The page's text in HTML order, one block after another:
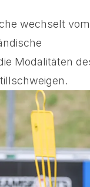
wechselt vom
Modalitäten